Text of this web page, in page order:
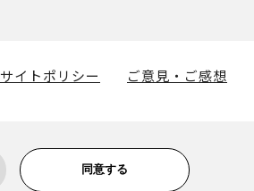
サイトポリシー ご意見・ご感想
同意する